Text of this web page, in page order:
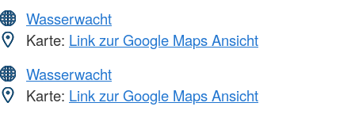
Wasserwacht
Karte: Link zur Google Maps Ansicht
Wasserwacht
Karte: Link zur Google Maps Ansicht